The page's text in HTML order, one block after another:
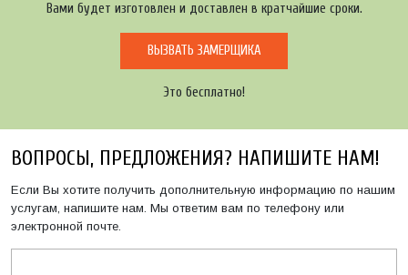
Вами будет изготовлен и доставлен в кратчайшие сроки.
ВЫЗВАТЬ ЗАМЕРЩИКА
Это бесплатно!
ВОПРОСЫ, ПРЕДЛОЖЕНИЯ? НАПИШИТЕ НАМ!
Если Вы хотите получить дополнительную информацию по нашим
услугам, напишите нам. Мы ответим вам по телефону или
электронной почте.